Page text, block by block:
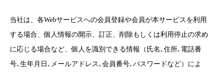
当社は、各Webサービスへの会員登録や会員が本サービスを利用
する場合、個人情報の開示、訂正、削除もしくは利用停止の求め
に応じる場合など、個人を識別できる情報（氏名､住所､電話番
号､生年月日､メールアドレス､会員番号､パスワードなど）によ